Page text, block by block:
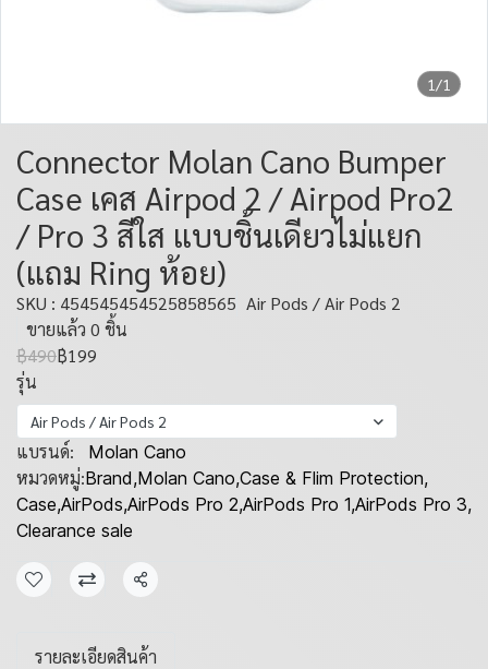
1/1
Connector Molan Cano Bumper
Case เคส Airpod 2 / Airpod Pro2
/ Pro 3 สีใส แบบชิ้นเดียวไม่แยก
(แถม Ring ห้อย)
SKU : 454545454525858565 Air Pods / Air Pods 2
ขายแล้ว 0 ชิ้น
฿490฿199
รุ่น
Air Pods / Air Pods 2
แบรนด์: Molan Cano
หมวดหมู่:Brand,Molan Cano,Case & Flim Protection,
Case,AirPods,AirPods Pro 2,AirPods Pro 1,AirPods Pro 3,
Clearance sale
แชร์
รายละเอียดสินค้า